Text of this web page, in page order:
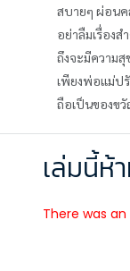
สบายๆ ผ่อนค
อย่าลืมเรื่อง
ถึงจะมีความสุ
เพียงพ่อแม่ป
ถือเป็นของข
เล่มนี้ห้
There was